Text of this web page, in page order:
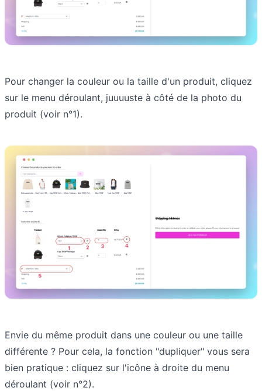
Pour changer la couleur ou la taille d'un produit, cliquez
sur le menu déroulant, juuuuste à côté de la photo du
produit (voir n°1).
Envie du même produit dans une couleur ou une taille
différente ? Pour cela, la fonction "dupliquer" vous sera
bien pratique : cliquez sur l'icône à droite du menu
déroulant (voir n°2).